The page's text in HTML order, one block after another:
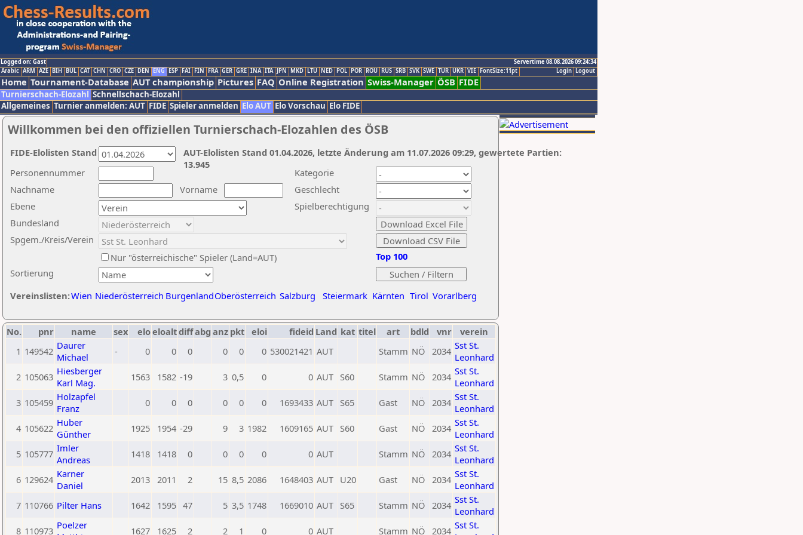
Logged on: Gast
Servertime 08.08.2026 09:24:34
Logout
Login
Arabic ARM AZE BIH BUL CAT CHN CRO CZE DEN ENG ESP FAI FIN FRA GER GRE INA ITA JPN MKD LTU NED POL POR ROU RUS SRB SVK SWE TUR UKR VIE FontSize:11pt
Home Tournament-Database AUT championship Pictures FAQ Online Registration Swiss-Manager ÖSB FIDE
Turnierschach-Elozahl Schnellschach-Elozahl
Allgemeines Turnier anmelden: AUT FIDE Spieler anmelden Elo AUT Elo Vorschau Elo FIDE
Willkommen bei den offiziellen Turnierschach-Elozahlen des ÖSB
Nachname
Vorname
Ebene
Kategorie
Sortierung
Personennummer
Bundesland
Spgem./Kreis/Verein
Geschlecht
Nur "österreichische" Spieler (Land=AUT)
Spielberechtigung
Vereinslisten:Wien Niederösterreich BurgenlandOberösterreich Salzburg Steiermark Kärnten Tirol Vorarlberg
Top 100
AUT-Elolisten Stand 01.04.2026, letzte Änderung am 11.07.2026 09:29, gewertete Partien:
13.945
FIDE-Elolisten Stand
No. pnr name sex eloeloaltdiffabg anz pkt eloi fideid Land kat titel art bdld vnr
verein
1 149542 Daurer
Michael
- 0 0 0 0 0 0 530021421 AUT Stamm NÖ 2034 Sst St.
Leonhard
2 105063 Hiesberger
Karl Mag.
1563 1582 -19 3 0,5 0 0 AUT S60 Stamm NÖ 2034 Sst St.
Leonhard
3 105459 Holzapfel
Franz
0 0 0 0 0 0 1693433 AUT S65 Gast NÖ 2034 Sst St.
Leonhard
4 105622 Huber
Günther
1925 1954 -29 9 3 1982 1609165 AUT S60 Gast NÖ 2034 Sst St.
Leonhard
5 105777 Imler
Andreas
1418 1418 0 0 0 0 0 AUT Stamm NÖ 2034 Sst St.
Leonhard
6 129624 Karner
Daniel
2013 2011 2 15 8,5 2086 1648403 AUT U20 Gast NÖ 2034 Sst St.
Leonhard
7 110766 Pilter Hans 1642 1595 47 5 3,5 1748 1669010 AUT S65 Stamm NÖ 2034 Sst St.
Leonhard
8 110973 Poelzer
1627 1625 2 2 1 0 0 AUT Stamm NÖ 2034 Sst St.